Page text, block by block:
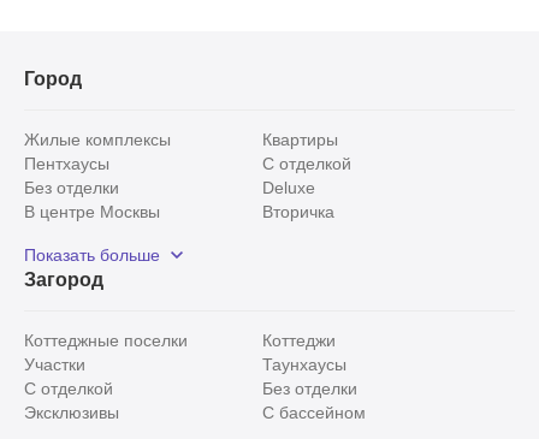
Город
Жилые комплексы
Квартиры
Пентхаусы
С отделкой
Без отделки
Deluxe
В центре Москвы
Вторичка
Рядом с парком
С панорамными окнами
Показать больше
Загород
Коттеджные поселки
Коттеджи
Участки
Таунхаусы
С отделкой
Без отделки
Эксклюзивы
С бассейном